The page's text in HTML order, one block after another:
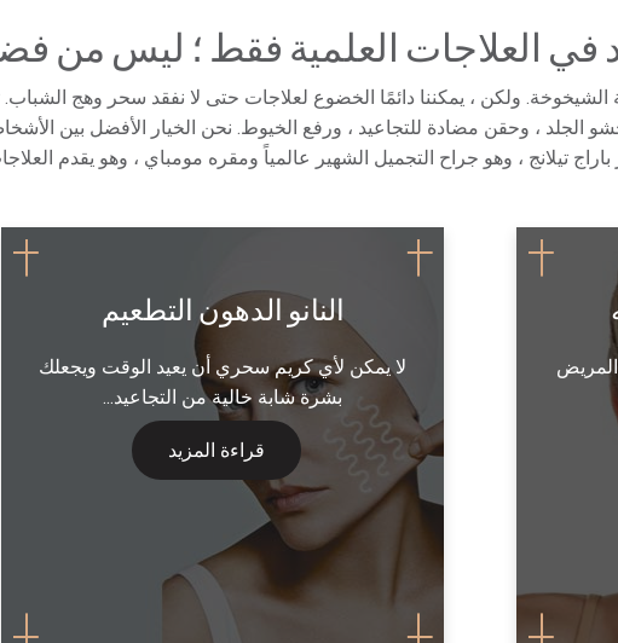
في العلاجات العلمية فقط ؛ ليس من
ولكن ، يمكننا دائمًا الخضوع لعلاجات حتى لا نفقد سحر وهج
حشو الجلد ، وحقن مضادة للتجاعيد ، ورفع الخيوط. نحن الخيار الأفضل بين
باراج تيلانج ، وهو جراح التجميل الشهير عالمياً ومقره مومباي ، وهو يقدم
النانو الدهون التطعيم
لا يمكن لأي كريم سحري أن يعيد الوقت ويجعلك
بشرة شابة خالية من التجاعيد...
قراءة المزيد